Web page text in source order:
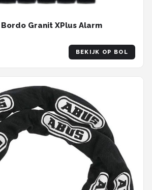
Granit XPlus Alarm
BEKIJK OP BOL